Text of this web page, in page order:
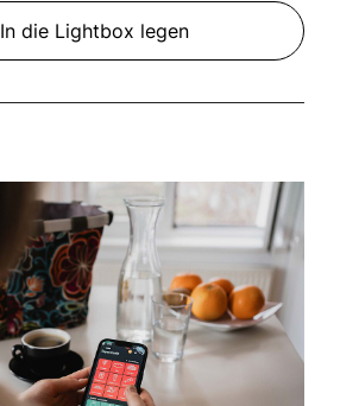
In die Lightbox legen